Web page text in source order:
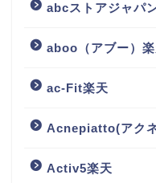
abcストアジャパ
aboo（アブー）
ac-Fit楽天
Acnepiatto(アク
Activ5楽天